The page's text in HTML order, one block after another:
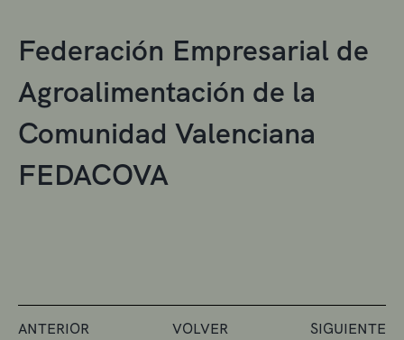
Federación Empresarial de
Agroalimentación de la
Comunidad Valenciana
FEDACOVA
ANTERIOR VOLVER SIGUIENTE